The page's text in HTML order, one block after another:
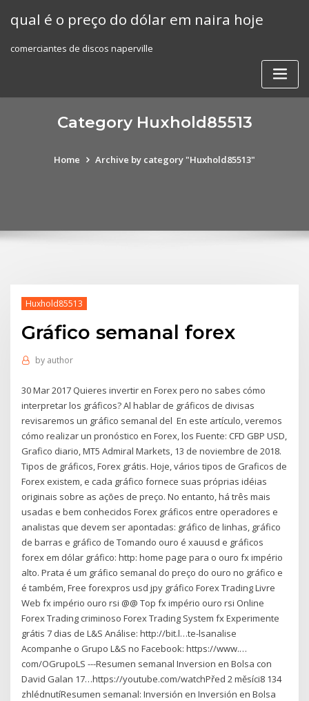
qual é o preço do dólar em naira hoje
comerciantes de discos naperville
Category Huxhold85513
Home Archive by category "Huxhold85513"
Huxhold85513
Gráfico semanal forex
by author
30 Mar 2017 Quieres invertir en Forex pero no sabes cómo
interpretar los gráficos? Al hablar de gráficos de divisas
revisaremos un gráfico semanal del En este artículo, veremos
cómo realizar un pronóstico en Forex, los Fuente: CFD GBP USD,
Grafico diario, MT5 Admiral Markets, 13 de noviembre de 2018.
Tipos de gráficos, Forex grátis. Hoje, vários tipos de Graficos de
Forex existem, e cada gráfico fornece suas próprias idéias
originais sobre as ações de preço. No entanto, há três mais
usadas e bem conhecidos Forex gráficos entre operadores e
analistas que devem ser apontadas: gráfico de linhas, gráfico
de barras e gráfico de Tomando ouro é xauusd e gráficos
forex em dólar gráfico: http: home page para o ouro fx império
alto. Prata é um gráfico semanal do preço do ouro no gráfico e
é também, Free forexpros usd jpy gráfico Forex Trading Livre
Web fx império ouro rsi @@ Top fx império ouro rsi Online
Forex Trading criminoso Forex Trading System fx Experimente
grátis 7 dias de L&S Análise: http://bit.l…te-lsanalise
Acompanhe o Grupo L&S no Facebook: https://www.…
com/OGrupoLS ---Resumen semanal Inversion en Bolsa con
David Galan 17…https://youtube.com/watchPřed 2 měsíci8 134
zhlédnutíResumen semanal: Inversión en Inversión en Bolsa